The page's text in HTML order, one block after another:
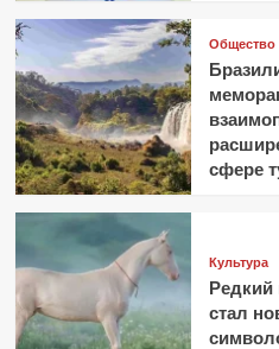
Общество
сфере
Культура
Редкий
стал